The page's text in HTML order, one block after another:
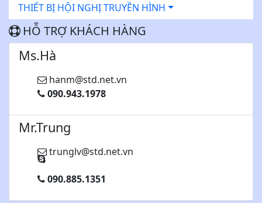
THIẾT BỊ HỘI NGHỊ TRUYỀN HÌNH
HỖ TRỢ KHÁCH HÀNG
Ms.Hà
hanm@std.net.vn
090.943.1978
Mr.Trung
trunglv@std.net.vn
090.885.1351